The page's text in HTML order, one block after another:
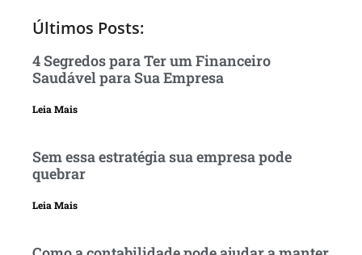
Últimos Posts:
4 Segredos para Ter um Financeiro
Saudável para Sua Empresa
Leia Mais
Sem essa estratégia sua empresa pode
quebrar
Leia Mais